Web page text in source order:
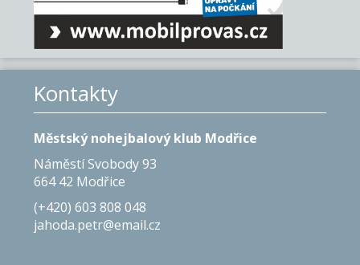
Kontakty
Městský nohejbalový klub Modřice
Náměstí Svobody 93
664 42 Modřice
(+420) 603 808 048
jahoda.petr@email.cz